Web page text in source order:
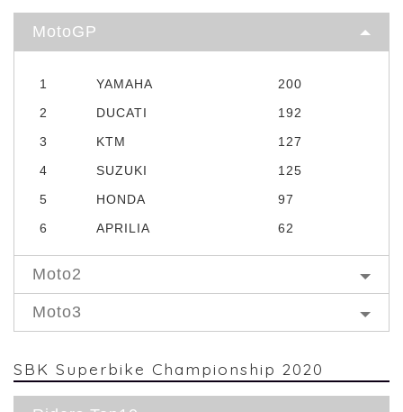
MotoGP
1 YAMAHA
200
2
DUCATI
192
3
KTM
127
4
SUZUKI
125
5
HONDA
97
6
APRILIA 62
Moto2
Moto3
SBK Superbike Championship 2020